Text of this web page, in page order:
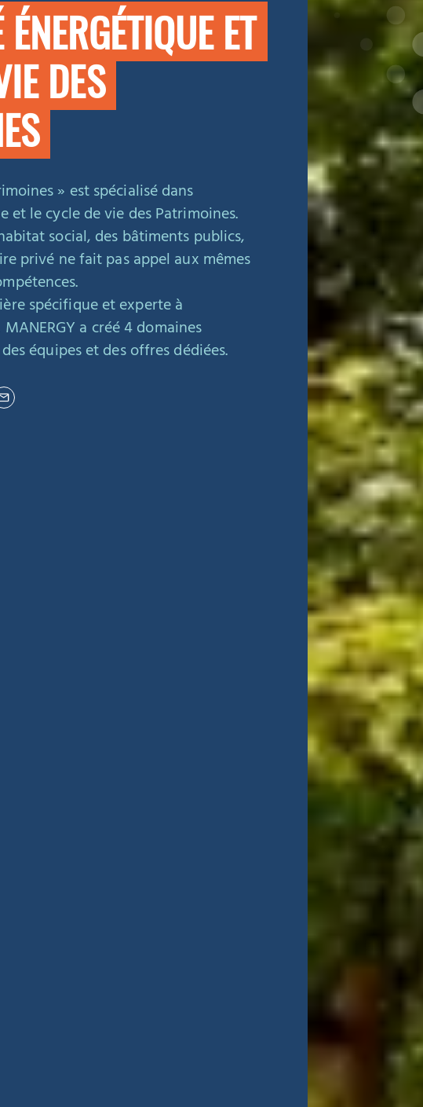
ET
DES
» est spécialisé dans
et le cycle de vie des Patrimoines.
social, des bâtiments publics,
privé ne fait pas appel aux mêmes
spécifique et experte à
MANERGY a créé 4 domaines
équipes et des offres dédiées.